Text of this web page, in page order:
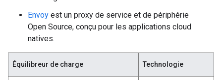
Envoy est un proxy de service et de périphérie
Open Source, conçu pour les applications cloud
natives.
Équilibreur de charge Technologie